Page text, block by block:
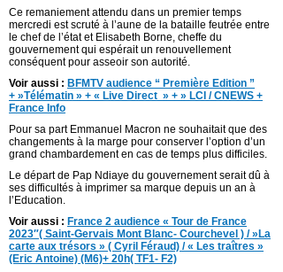
Ce remaniement attendu dans un premier temps
mercredi est scruté à l’aune de la bataille feutrée entre
le chef de l’état et Elisabeth Borne, cheffe du
gouvernement qui espérait un renouvellement
conséquent pour asseoir son autorité.
Voir aussi : BFMTV audience “ Première Edition ”
+ »Télématin » + « Live Direct » + » LCI / CNEWS +
France Info
Pour sa part Emmanuel Macron ne souhaitait que des
changements à la marge pour conserver l’option d’un
grand chambardement en cas de temps plus difficiles.
Le départ de Pap Ndiaye du gouvernement serait dû à
ses difficultés à imprimer sa marque depuis un an à
l’Education.
Voir aussi : France 2 audience « Tour de France
2023″( Saint-Gervais Mont Blanc- Courchevel ) / »La
carte aux trésors » ( Cyril Féraud) / « Les traîtres »
(Eric Antoine) (M6)+ 20h( TF1- F2)